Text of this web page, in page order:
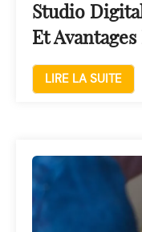
Studio
Et
LIRE LA SUITE